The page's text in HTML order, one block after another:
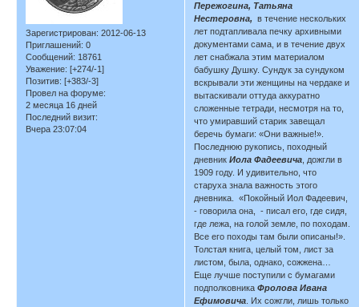
Зарегистрирован: 2012-06-13
Приглашений: 0
Сообщений: 18761
Уважение: [+274/-1]
Позитив: [+383/-3]
Провел на форуме:
2 месяца 16 дней
Последний визит:
Вчера 23:07:04
Пережогина, Татьяна
Нестеровна, в течение нескольких
лет подтапливала печку архивными
документами сама, и в течение двух
лет снабжала этим материалом
бабушку Душку. Сундук за сундуком
вскрывали эти женщины на чердаке и
вытаскивали оттуда аккуратно
сложенные тетради, несмотря на то,
что умиравший старик завещал
беречь бумаги: «Они важные!».
Последнюю рукопись, походный
дневникИола Фадеевича, дожгли в
1909 году. И удивительно, что
старуха знала важность этого
дневника. «Покойный Иол Фадеевич,
- говорила она, - писал его, где сидя,
где лежа, на голой земле, по походам.
Все его походы там были описаны!».
Толстая книга, целый том, лист за
листом, была, однако, сожжена…
Еще лучше поступили с бумагами
подполковникаФролова Ивана
Ефимовича. Их сожгли, лишь только